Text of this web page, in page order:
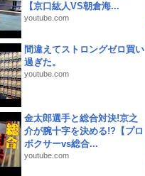
【京口紘人VS朝倉海...
youtube.com
間違えてストロングゼロ買い
過ぎた。
youtube.com
金太郎選手と総合対決!京之
介が腕十字を決める!?【プロ
ボクサーvs総合...
youtube.com